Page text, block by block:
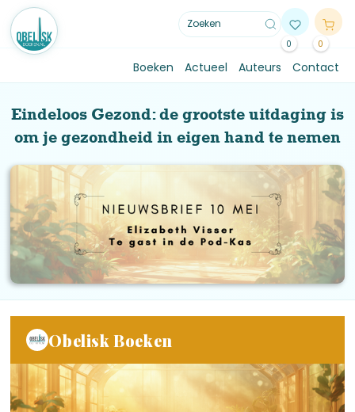
0 0
Boeken Actueel Auteurs Contact
Eindeloos Gezond: de grootste uitdaging is
om je gezondheid in eigen hand te nemen
Obelisk Boeken